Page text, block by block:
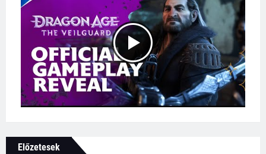
Előzetesek